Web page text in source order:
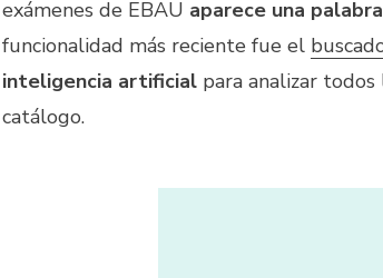
exámenes de EBAU aparece una
funcionalidad más reciente fue el
inteligencia artificial para analizar
catálogo.